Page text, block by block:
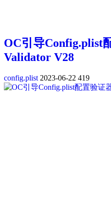
OC引导Config.plist
Validator V28
config.plist 2023-06-22 419